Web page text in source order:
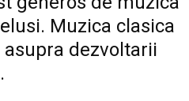
Muzica clasica
dezvoltarii